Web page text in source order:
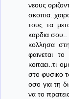
νεους
τους τα
καρδια σου..
κολλησα
φαινεται
στο φυσικο
οσο για τη
να το